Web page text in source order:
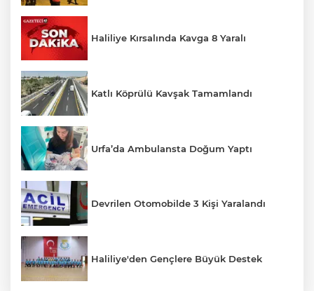
Haliliye Kırsalında Kavga 8 Yaralı
Katlı Köprülü Kavşak Tamamlandı
Urfa’da Ambulansta Doğum Yaptı
Devrilen Otomobilde 3 Kişi Yaralandı
Haliliye'den Gençlere Büyük Destek